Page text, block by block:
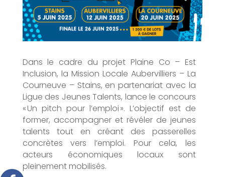
Dans le cadre du projet Plaine Co – Est
Inclusion, la Mission Locale Aubervilliers – La
Courneuve – Stains, en partenariat avec la
Ligue des Jeunes Talents, lance le concours
« Un pitch pour l’emploi ». L’objectif est de
former, accompagner et révéler de jeunes
talents tout en créant des passerelles
concrètes vers l’emploi. Pour cela, les
acteurs économiques locaux sont
pleinement mobilisés.